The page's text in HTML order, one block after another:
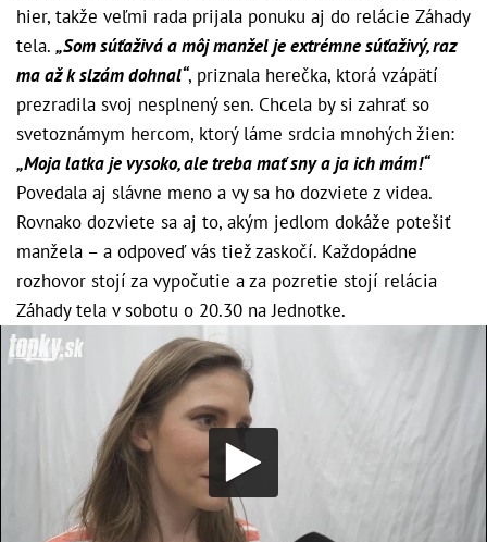
hier, takže veľmi rada prijala ponuku aj do relácie Záhady
tela. „Som súťaživá a môj manžel je extrémne súťaživý, raz
ma až k slzám dohnal“, priznala herečka, ktorá vzápätí
prezradila svoj nesplnený sen. Chcela by si zahrať so
svetoznámym hercom, ktorý láme srdcia mnohých žien:
„Moja latka je vysoko, ale treba mať sny a ja ich mám!“
Povedala aj slávne meno a vy sa ho dozviete z videa.
Rovnako dozviete sa aj to, akým jedlom dokáže potešiť
manžela – a odpoveď vás tiež zaskočí. Každopádne
rozhovor stojí za vypočutie a za pozretie stojí relácia
Záhady tela v sobotu o 20.30 na Jednotke.